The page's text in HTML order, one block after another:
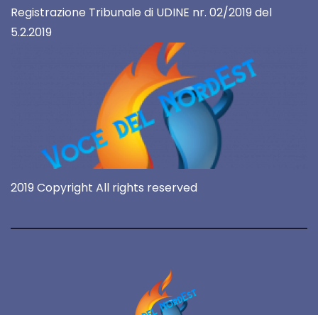
Registrazione Tribunale di UDINE nr. 02/2019 del
5.2.2019
2019 Copyright All rights reserved